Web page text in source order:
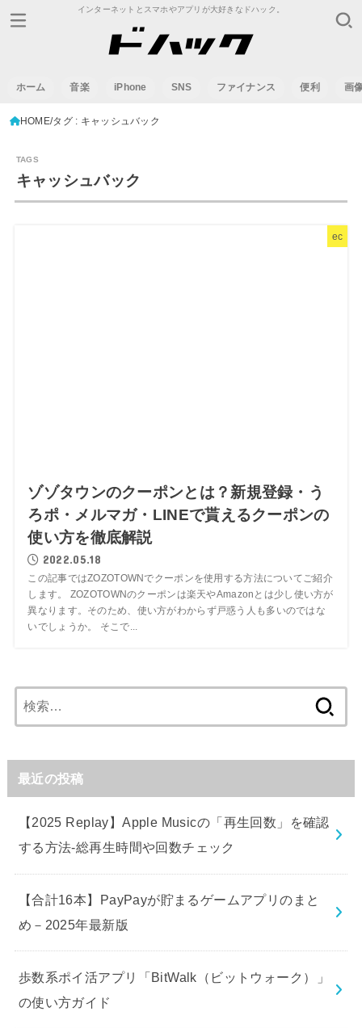
インターネットとスマホやアプリが大好きなドハック。
ホーム 音楽 iPhone SNS ファイナンス 便利 画
HOME タグ : キャッシュバック
キャッシュバック
ec
ゾゾタウンのクーポンとは？新規登録・う
ろポ・メルマガ・LINEで貰えるクーポンの
使い方を徹底解説
2022.05.18
この記事ではZOZOTOWNでクーポンを使用する方法についてご紹介
します。 ZOZOTOWNのクーポンは楽天やAmazonとは少し使い方が
異なります。そのため、使い方がわからず戸惑う人も多いのではな
いでしょうか。 そこで...
索:
最近の投稿
【2025 Replay】Apple Musicの「再生回数」を確認
する方法-総再生時間や回数チェック
【合計16本】PayPayが貯まるゲームアプリのまと
め－2025年最新版
歩数系ポイ活アプリ「BitWalk（ビットウォーク）」
の使い方ガイド